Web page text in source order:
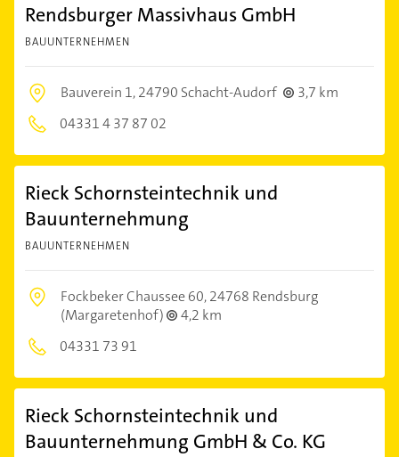
Rendsburger Massivhaus GmbH
BAUUNTERNEHMEN
Bauverein 1,24790 Schacht-Audorf
3,7 km
04331 4 37 87 02
Rieck Schornsteintechnik und
Bauunternehmung
BAUUNTERNEHMEN
Fockbeker Chaussee 60,24768 Rendsburg
(Margaretenhof)
4,2 km
04331 73 91
Rieck Schornsteintechnik und
Bauunternehmung GmbH & Co. KG